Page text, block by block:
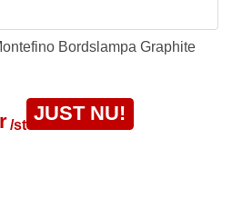
Bordslampa Graphite
/st
JUST NU!